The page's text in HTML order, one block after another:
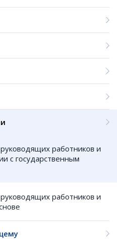
работников и
с государственным
работников и